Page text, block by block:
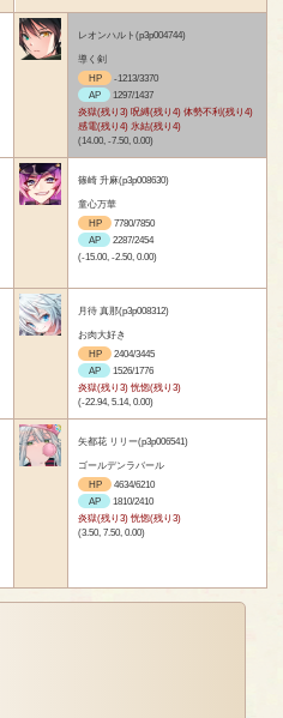
レオンハルト(p3p004744)
導く剣
HP
-1213/3370
AP
1297/1437
炎獄(残り3) 呪縛(残り4) 体勢不利(残り4)
感電(残り4) 氷結(残り4)
(14.00, -7.50, 0.00)
篠崎 升麻(p3p008630)
童心万華
HP
7780/7850
AP
2287/2454
(-15.00, -2.50, 0.00)
月待 真那(p3p008312)
お肉大好き
HP
2404/3445
AP
1526/1776
炎獄(残り3) 恍惚(残り3)
(-22.94, 5.14, 0.00)
矢都花 リリー(p3p006541)
ゴールデンラバール
HP
4634/6210
AP
1810/2410
炎獄(残り3) 恍惚(残り3)
(3.50, 7.50, 0.00)